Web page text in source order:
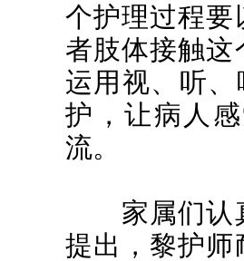
个护理过程要
者肢体接触
运用视、听、
护，让病人
流。
家属们认
提出，黎护师